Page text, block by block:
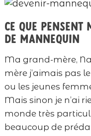
Ce que pensent
de mannequin
Ma grand-mère,
mère j’aimais pas
ou les jeunes
Mais sinon je n’ai
monde très
beaucoup de